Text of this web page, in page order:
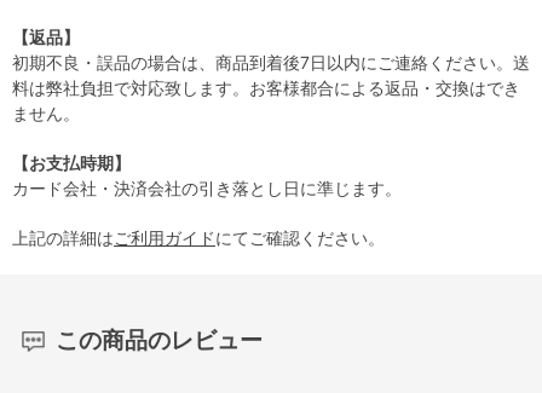
【返品】
初期不良・誤品の場合は、商品到着後7日以内にご連絡ください。送
料は弊社負担で対応致します。お客様都合による返品・交換はでき
ません。
【お支払時期】
カード会社・決済会社の引き落とし日に準じます。
上記の詳細はご利用ガイドにてご確認ください。
この商品のレビュー